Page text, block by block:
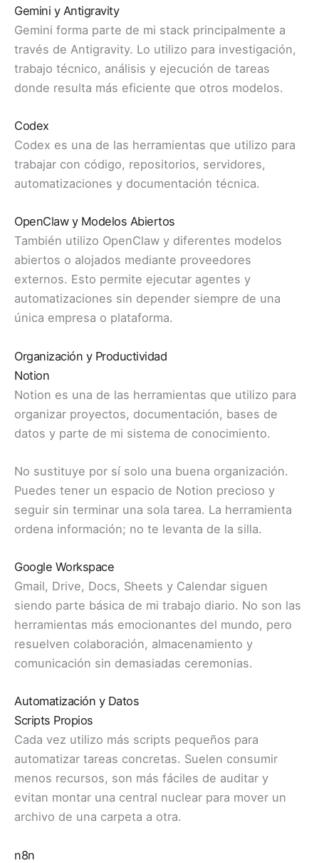
Gemini y Antigravity
Gemini forma parte de mi stack principalmente a
través de Antigravity. Lo utilizo para investigación,
trabajo técnico, análisis y ejecución de tareas
donde resulta más eficiente que otros modelos.
Codex
Codex es una de las herramientas que utilizo para
trabajar con código, repositorios, servidores,
automatizaciones y documentación técnica.
OpenClaw y Modelos Abiertos
También utilizo OpenClaw y diferentes modelos
abiertos o alojados mediante proveedores
externos. Esto permite ejecutar agentes y
automatizaciones sin depender siempre de una
única empresa o plataforma.
Organización y Productividad
Notion
Notion es una de las herramientas que utilizo para
organizar proyectos, documentación, bases de
datos y parte de mi sistema de conocimiento.
No sustituye por sí solo una buena organización.
Puedes tener un espacio de Notion precioso y
seguir sin terminar una sola tarea. La herramienta
ordena información; no te levanta de la silla.
Google Workspace
Gmail, Drive, Docs, Sheets y Calendar siguen
siendo parte básica de mi trabajo diario. No son las
herramientas más emocionantes del mundo, pero
resuelven colaboración, almacenamiento y
comunicación sin demasiadas ceremonias.
Automatización y Datos
Scripts Propios
Cada vez utilizo más scripts pequeños para
automatizar tareas concretas. Suelen consumir
menos recursos, son más fáciles de auditar y
evitan montar una central nuclear para mover un
archivo de una carpeta a otra.
n8n